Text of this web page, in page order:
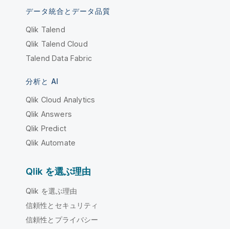
データ統合とデータ品質
Qlik Talend
Qlik Talend Cloud
Talend Data Fabric
分析と AI
Qlik Cloud Analytics
Qlik Answers
Qlik Predict
Qlik Automate
Qlik を選ぶ理由
Qlik を選ぶ理由
信頼性とセキュリティ
信頼性とプライバシー